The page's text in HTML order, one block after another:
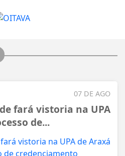
07 DE AGO
fará vistoria na UPA
de...